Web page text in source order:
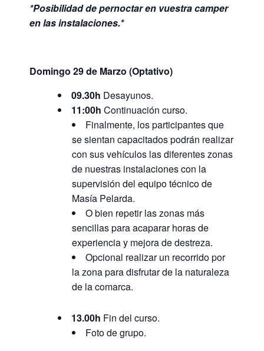
*Posibilidad de pernoctar en vuestra camper
en las instalaciones.*
Domingo 29 de Marzo (Optativo)
09.30h Desayunos.
11:00h Continuación curso.
Finalmente, los participantes que
se sientan capacitados podrán realizar
con sus vehículos las diferentes zonas
de nuestras instalaciones con la
supervisión del equipo técnico de
Masía Pelarda.
O bien repetir las zonas más
sencillas para acaparar horas de
experiencia y mejora de destreza.
Opcional realizar un recorrido por
la zona para disfrutar de la naturaleza
de la comarca.
13.00h Fin del curso.
Foto de grupo.